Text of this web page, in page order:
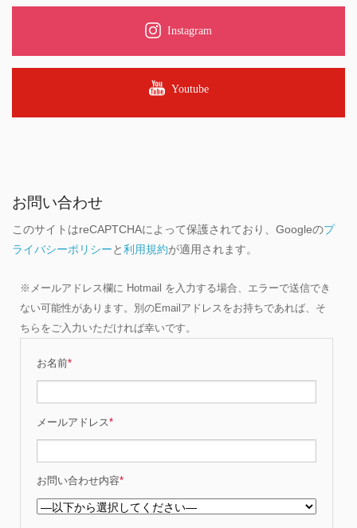
Instagram
Youtube
お問い合わせ
このサイトはreCAPTCHAによって保護されており、Googleのプ
ライバシーポリシーと利用規約が適用されます。
※メールアドレス欄に Hotmail を入力する場合、エラーで送信でき
ない可能性があります。別のEmailアドレスをお持ちであれば、そ
ちらをご入力いただければ幸いです。
お名前*
メールアドレス*
お問い合わせ内容*